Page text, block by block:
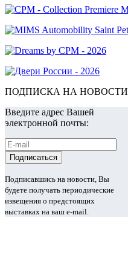
ПОДПИСКА НА НОВОСТИ
Введите адрес Вашей
электронной почты:
Подписавшись на новости, Вы
будете получать периодические
извещения о предстоящих
выставках на ваш e-mail.